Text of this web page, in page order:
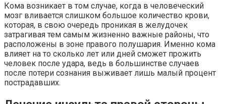
Кома возникает в том случае, когда в человеческий
мозг вливается слишком большое количество крови,
которая, в свою очередь проникая в желудочек
затрагивая тем самым жизненно важные районы, что
расположены в зоне правого полушария. Именно кома
влияет на то сколько лет или дней сможет прожить
человек после удара, ведь в большинстве случаев
после потери сознания выживает лишь малый процент
пострадавших.